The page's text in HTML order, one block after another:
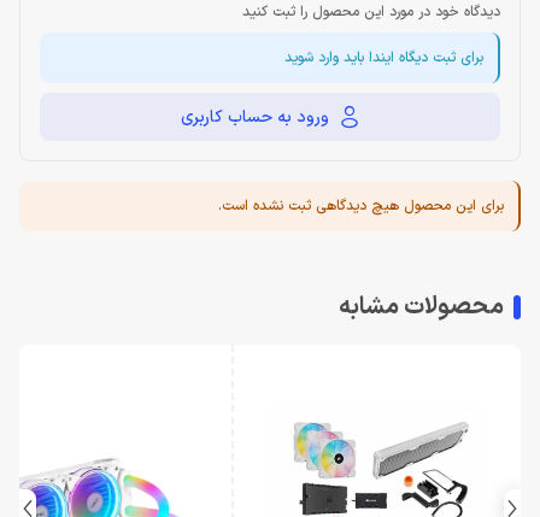
دیدگاه خود در مورد این محصول را ثبت کنید
برای ثبت دیگاه ایندا باید وارد شوید
ورود به حساب کاربری
برای این محصول هیچ دیدگاهی ثبت نشده است.
محصولات مشابه